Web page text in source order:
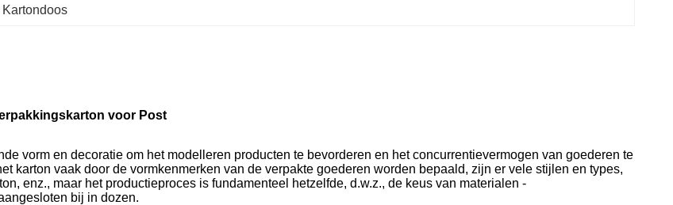
voor Post
vorm en decoratie om het modelleren producten te bevorderen en het concurrentievermogen van goederen te
karton vaak door de vormkenmerken van de verpakte goederen worden bepaald, zijn er vele stijlen en types,
enz., maar het productieproces is fundamenteel hetzelfde, d.w.z., de keus van materialen -
bij in dozen.